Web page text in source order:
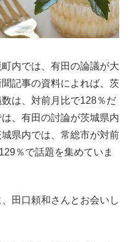
内では、有田の論議が大
記事の資料によれば、茨
は、対前月比で128％だ
、有田の討論が茨城県内
県内では、常総市が対前
％で話題を集めていま
田口頼和さんとお会いし